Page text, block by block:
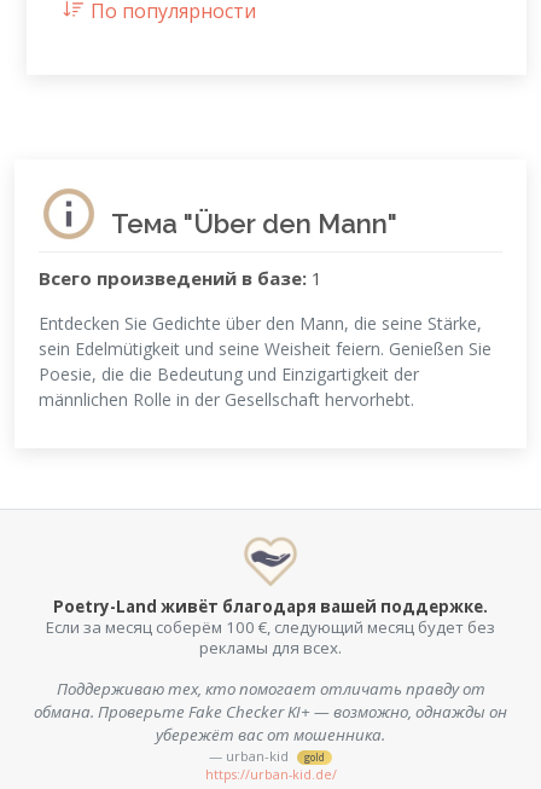
По популярности
Тема "Über den Mann"
Всего произведений в базе: 1
Entdecken Sie Gedichte über den Mann, die seine Stärke,
sein Edelmütigkeit und seine Weisheit feiern. Genießen Sie
Poesie, die die Bedeutung und Einzigartigkeit der
männlichen Rolle in der Gesellschaft hervorhebt.
Poetry-Land живёт благодаря вашей поддержке.
Если за месяц соберём 100 €, следующий месяц будет без
рекламы для всех.
Поддерживаю тех, кто помогает отличать правду от
обмана. Проверьте Fake Checker KI+ — возможно, однажды он
убережёт вас от мошенника.
— urban-kid gold
https://urban-kid.de/